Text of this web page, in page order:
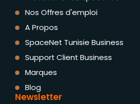
Nos Offres d'emploi
A Propos
SpaceNet Tunisie Business
Support Client Business
Marques
Blog
Newsletter